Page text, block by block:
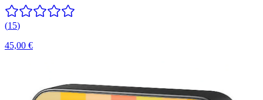
(15)
45,00 €